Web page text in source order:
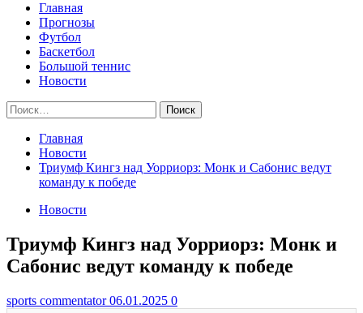
Главная
Прогнозы
Футбол
Баскетбол
Большой теннис
Новости
Найти:
Главная
Новости
Триумф Кингз над Уорриорз: Монк и Сабонис ведут
команду к победе
Новости
Триумф Кингз над Уорриорз: Монк и
Сабонис ведут команду к победе
sports commentator06.01.2025 0